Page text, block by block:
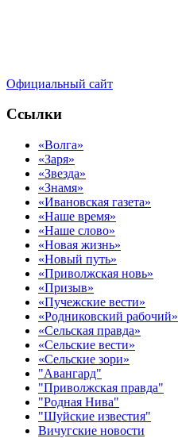
Официальный сайт
Ссылки
«Волга»
«Заря»
«Звезда»
«Знамя»
«Ивановская газета»
«Наше время»
«Наше слово»
«Новая жизнь»
«Новый путь»
«Приволжская новь»
«Призыв»
«Пучежские вести»
«Родниковский рабочий»
«Сельская правда»
«Сельские вести»
«Сельские зори»
"Авангард"
"Приволжская правда"
"Родная Нива"
"Шуйские известия"
Вичугские новости